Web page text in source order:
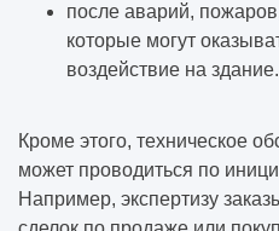
после аварий,
которые могут
воздействие на здание.
Кроме этого, техническое
может проводиться по
Например, экспертизу